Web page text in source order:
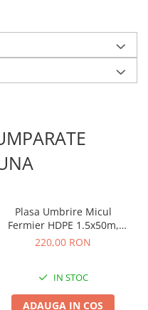
Plasa Umbrire Micul
Fermier HDPE 1.5x50m,
Grad de Ecranare 80 la
220,00 RON
IN STOC
ADAUGA IN COS